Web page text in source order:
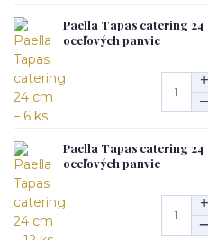
Paella Tapas catering 24
oceľových panvic
Paella Tapas catering 24
oceľových panvic